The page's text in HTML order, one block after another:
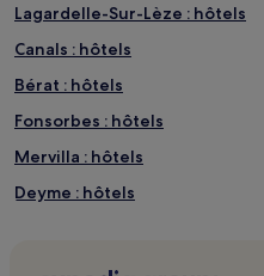
peuvent
Lagardelle-Sur-Lèze : hôtels
Canals : hôtels
Bérat : hôtels
Fonsorbes : hôtels
Mervilla : hôtels
Deyme : hôtels